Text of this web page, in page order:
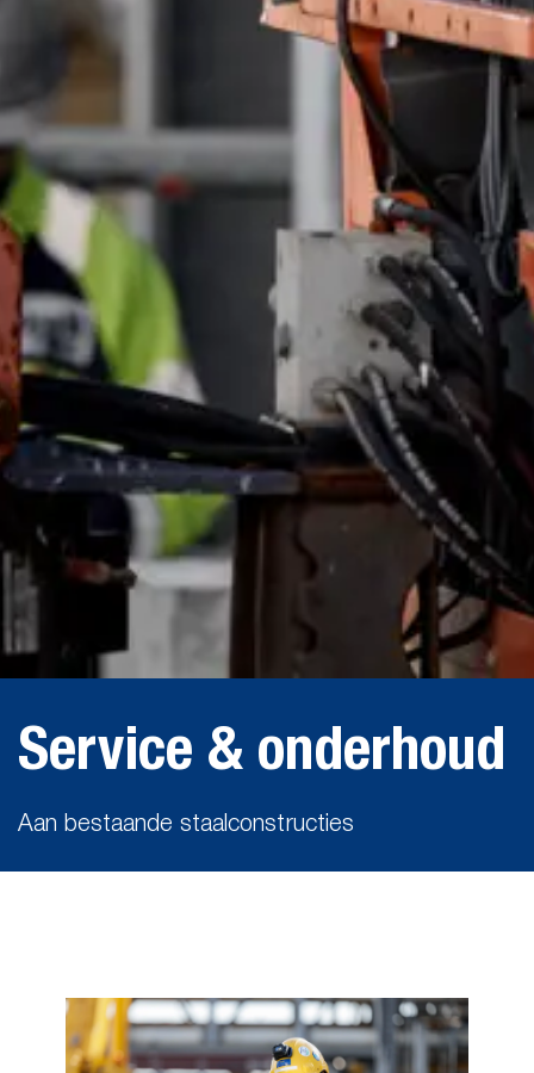
Service & onderhoud
Aan bestaande staalconstructies